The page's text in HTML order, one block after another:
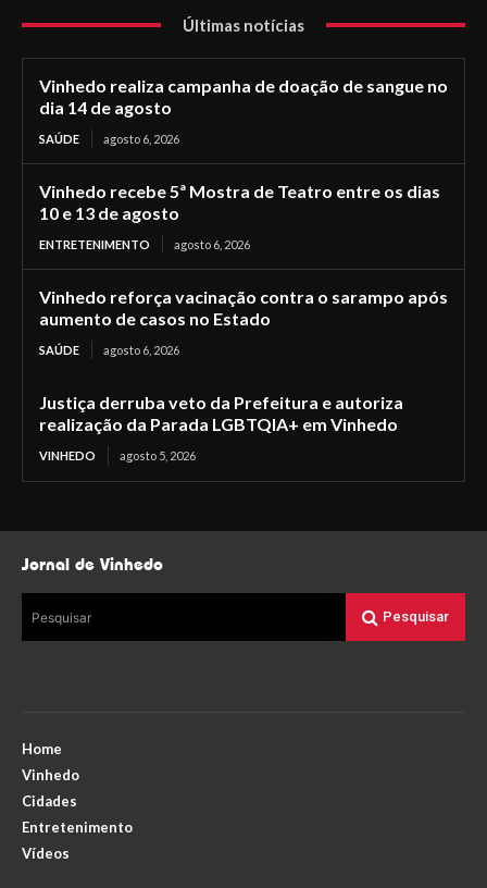
Últimas notícias
Vinhedo realiza campanha de doação de sangue no
dia 14 de agosto
SAÚDE agosto 6, 2026
Vinhedo recebe 5ª Mostra de Teatro entre os dias
10 e 13 de agosto
ENTRETENIMENTO agosto 6, 2026
Vinhedo reforça vacinação contra o sarampo após
aumento de casos no Estado
SAÚDE agosto 6, 2026
Justiça derruba veto da Prefeitura e autoriza
realização da Parada LGBTQIA+ em Vinhedo
VINHEDO agosto 5, 2026
Jornal de Vinhedo
Pesquisar Pesquisar
Home
Vinhedo
Cidades
Entretenimento
Vídeos